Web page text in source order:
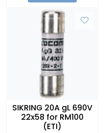
SIKRING 20A gL 690V
22x58 for RM100
(ETI)